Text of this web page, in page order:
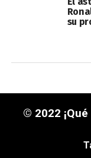
su
© 2022